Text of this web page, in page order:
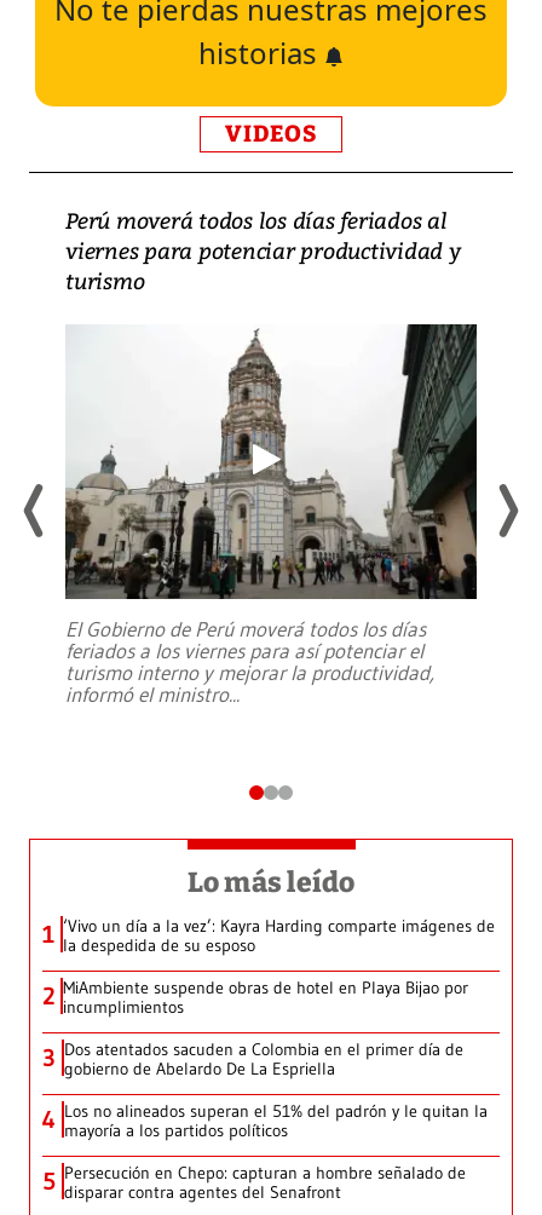
No te pierdas nuestras mejores
historias
VIDEOS
Perú moverá todos los días feriados al
viernes para potenciar productividad y
turismo
El Gobierno de Perú moverá todos los días
feriados a los viernes para así potenciar el
turismo interno y mejorar la productividad,
informó el ministro...
Lo más leído
1 ‘Vivo un día a la vez’: Kayra Harding comparte imágenes de
la despedida de su esposo
2 MiAmbiente suspende obras de hotel en Playa Bijao por
incumplimientos
3 Dos atentados sacuden a Colombia en el primer día de
gobierno de Abelardo De La Espriella
4 Los no alineados superan el 51% del padrón y le quitan la
mayoría a los partidos políticos
5 Persecución en Chepo: capturan a hombre señalado de
disparar contra agentes del Senafront